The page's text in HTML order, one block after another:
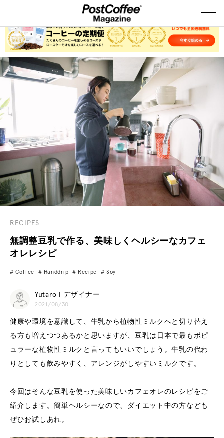
RECIPES
無調整豆乳で作る、美味しくヘルシーなカフェ
オレレシピ
Coffee Handdrip Recipe Soy
Yutaro | デザイナー
2021/08/30
健康や環境を意識して、牛乳から植物性ミルクへと切り替え
る方も増えつつあるかと思いますが、豆乳は日本で最もポピ
ュラーな植物性ミルクと言ってもいいでしょう。牛乳の代わ
りとしても飲みやすく、アレンジがしやすいミルクです。
今回はそんな豆乳を使った美味しいカフェオレのレシピをご
紹介します。簡単ヘルシーなので、ダイエット中の方なども
ぜひお試しあれ。